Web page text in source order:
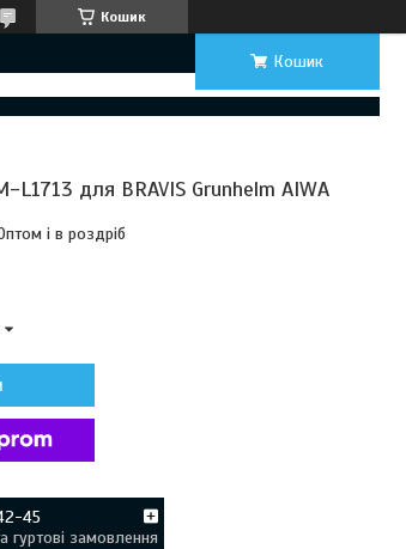
Кошик
Кошик
L1713 для BRAVIS Grunhelm AIWA
і в роздріб
45
гуртові замовлення